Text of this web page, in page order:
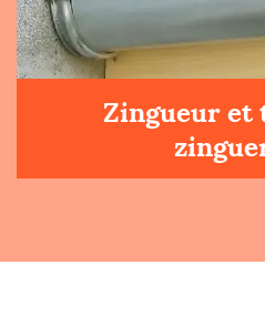
Zingueur et